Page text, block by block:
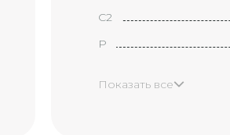
С2
P
Показать все